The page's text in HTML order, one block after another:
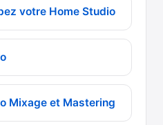
votre Home Studio
Mixage et Mastering